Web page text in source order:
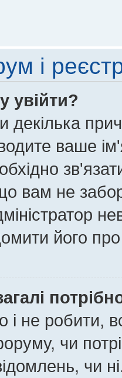
і
увійти?
декілька
ваше
вам не
його
і не робити,
чи
чи